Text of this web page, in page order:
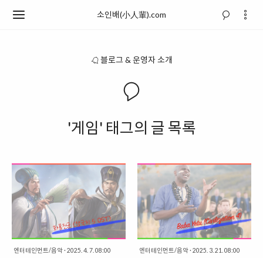
소인배(小人輩).com
블로그 & 운영자 소개
'게임' 태그의 글 목록
엔터테인먼트/음악· 2025. 4. 7. 08:00 엔터테인먼트/음악· 2025. 3. 21. 08:00